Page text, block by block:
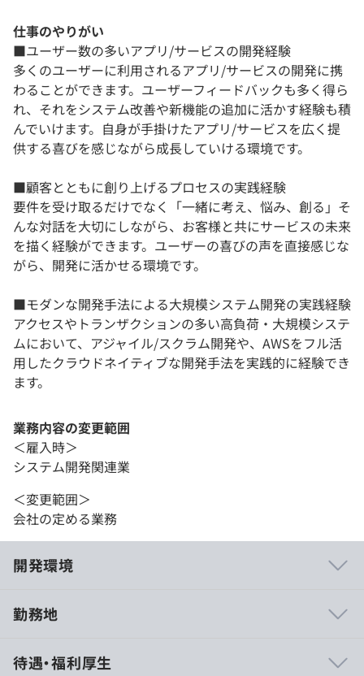
仕事のやりがい
■ユーザー数の多いアプリ/サービスの開発経験
多くのユーザーに利用されるアプリ/サービスの開発に携
わることができます。ユーザーフィードバックも多く得ら
れ、それをシステム改善や新機能の追加に活かす経験も積
んでいけます。自身が手掛けたアプリ/サービスを広く提
供する喜びを感じながら成長していける環境です。
■顧客とともに創り上げるプロセスの実践経験
要件を受け取るだけでなく「一緒に考え、悩み、創る」そ
んな対話を大切にしながら、お客様と共にサービスの未来
を描く経験ができます。ユーザーの喜びの声を直接感じな
がら、開発に活かせる環境です。
■モダンな開発手法による大規模システム開発の実践経験
アクセスやトランザクションの多い高負荷・大規模システ
ムにおいて、アジャイル/スクラム開発や、AWSをフル活
用したクラウドネイティブな開発手法を実践的に経験でき
ます。
業務内容の変更範囲
＜雇入時＞
システム開発関連業
＜変更範囲＞
会社の定める業務
開発環境
・LINEミニアプリ生成サービス：CX ORDER
勤務地
待遇・福利厚生